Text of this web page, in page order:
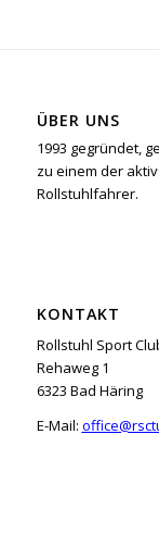
ÜBER UNS
1993 gegründet,
zu einem der
Rollstuhlfahrer.
KONTAKT
Rollstuhl Sport
Rehaweg 1
6323 Bad Häring
E-Mail: